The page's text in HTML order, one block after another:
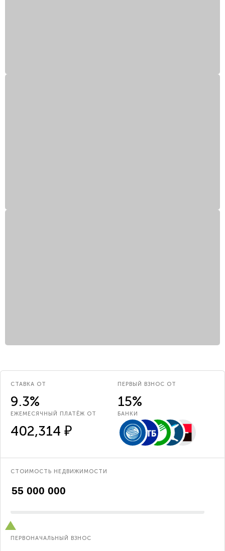
СТАВКА ОТ
9.3%
ПЕРВЫЙ ВЗНОС ОТ
15%
ЕЖЕМЕСЯЧНЫЙ ПЛАТЁЖ ОТ
402,314 ₽
БАНКИ
СТОИМОСТЬ НЕДВИЖИМОСТИ
ПЕРВОНАЧАЛЬНЫЙ ВЗНОС